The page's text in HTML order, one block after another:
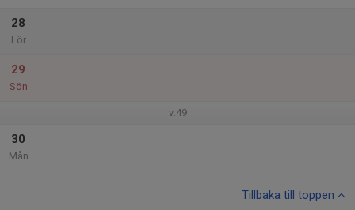
28
Lör
29
Sön
v.49
30
Mån
Tillbaka till toppen